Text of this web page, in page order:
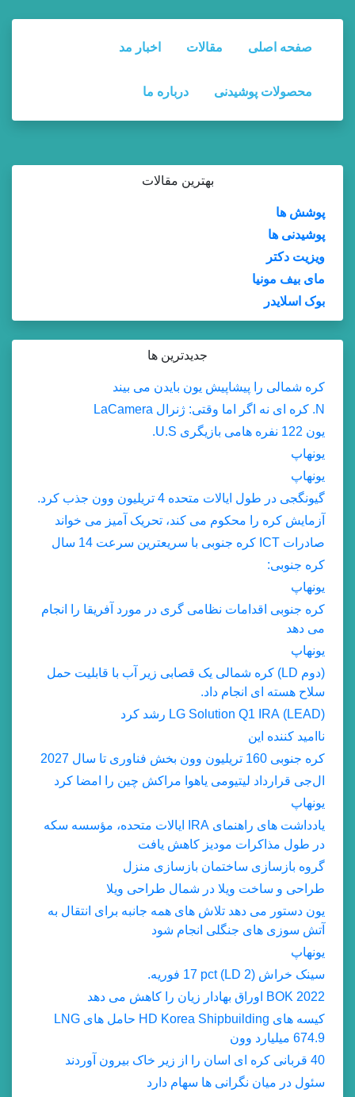
صفحه اصلی مقالات اخبار مد
محصولات پوشیدنی درباره ما
بهترین مقالات
پوشش ها
پوشیدنی ها
ویزیت دکتر
مای بیف مونیا
بوک اسلایدر
جدیدترین ها
کره شمالی را پیشاپیش یون بایدن می بیند
N. کره ای نه اگر اما وقتی: ژنرال LaCamera
یون 122 نفره هامی بازیگری U.S.
یونهاپ
یونهاپ
گیونگجی در طول ایالات متحده 4 تریلیون وون جذب کرد.
آزمایش کره را محکوم می کند، تحریک آمیز می خواند
صادرات ICT کره جنوبی با سریعترین سرعت 14 سال
کره جنوبی:
یونهاپ
کره جنوبی اقدامات نظامی گری در مورد آفریقا را انجام
می دهد
یونهاپ
(دوم LD) کره شمالی یک قصابی زیر آب با قابلیت حمل
سلاح هسته ای انجام داد.
(LEAD) LG Solution Q1 IRA رشد کرد
ناامید کننده این
کره جنوبی 160 تریلیون وون بخش فناوری تا سال 2027
ال‌جی قرارداد لیتیومی یاهوا مراکش چین را امضا کرد
یونهاپ
یادداشت های راهنمای IRA ایالات متحده، مؤسسه سکه
در طول مذاکرات مودیز کاهش یافت
گروه بازسازی ساختمان بازسازی منزل
طراحی و ساخت ویلا در شمال طراحی ویلا
یون دستور می دهد تلاش های همه جانبه برای انتقال به
آتش سوزی های جنگلی انجام شود
یونهاپ
سینک خراش (LD 2) 17 pct فوریه.
2022 BOK اوراق بهادار زیان را کاهش می دهد
کیسه های HD Korea Shipbuilding حامل های LNG
674.9 میلیارد وون
40 قربانی کره ای اسان را از زیر خاک بیرون آوردند
سئول در میان نگرانی ها سهام دارد